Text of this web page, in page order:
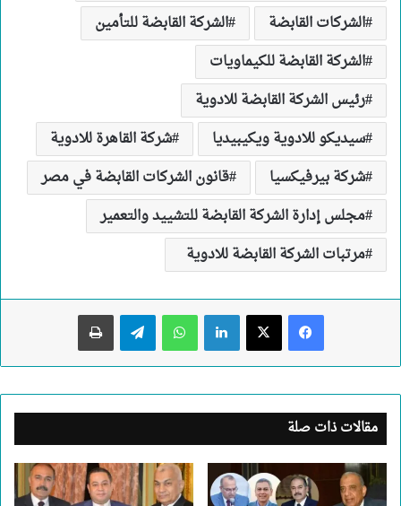
الشركات القابضة
الشركة القابضة للتأمين
الشركة القابضة للكيماويات
رئيس الشركة القابضة للادوية
سيديكو للادوية ويكيبيديا
شركة القاهرة للادوية
شركة بيرفيكسيا
قانون الشركات القابضة في مصر
مجلس إدارة الشركة القابضة للتشييد والتعمير
مرتبات الشركة القابضة للادوية
لينكدإن واتساب تيلقرام طباعة
مقالات ذات صلة